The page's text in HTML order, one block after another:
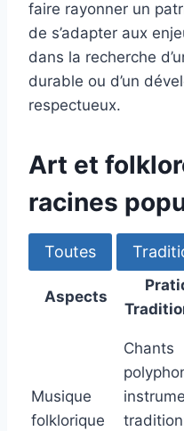
faire rayonner un
de s’adapter aux
dans la recherche
durable ou d’un
respectueux.
Art et
racines
Toutes
Aspects
Musique
folklorique
Chants